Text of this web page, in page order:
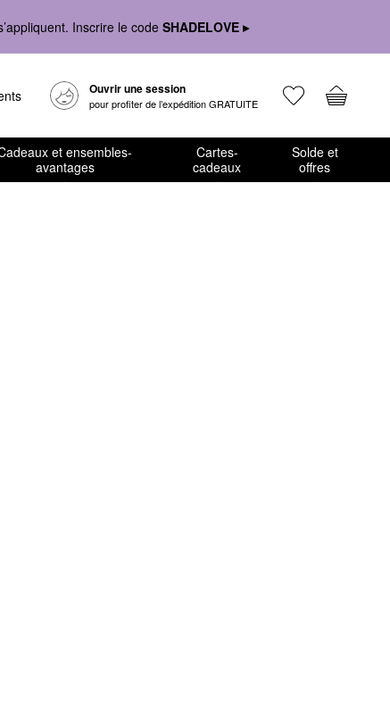
Inscrire le code SHADELOVE ▸
Ouvrir une session
pour profiter de l’expédition GRATUITE
et ensembles-
avantages
Cartes-
cadeaux
Solde et
offres